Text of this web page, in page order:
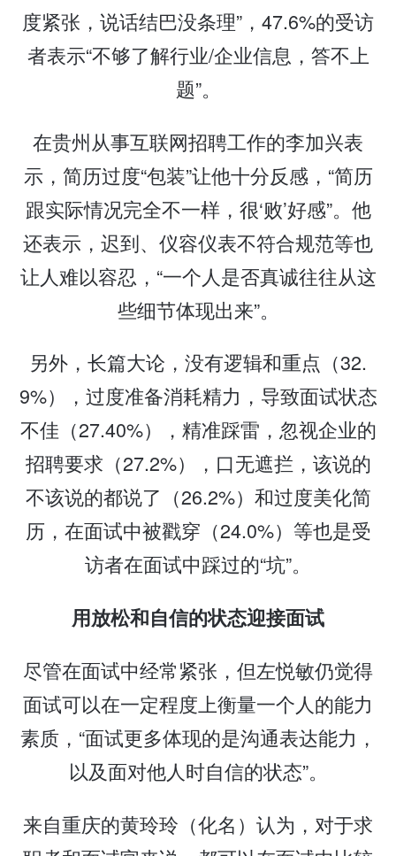
度紧张，说话结巴没条理”，47.6%的受访
者表示“不够了解行业/企业信息，答不上
题”。
在贵州从事互联网招聘工作的李加兴表
示，简历过度“包装”让他十分反感，“简历
跟实际情况完全不一样，很‘败’好感”。他
还表示，迟到、仪容仪表不符合规范等也
让人难以容忍，“一个人是否真诚往往从这
些细节体现出来”。
另外，长篇大论，没有逻辑和重点（32.
9%），过度准备消耗精力，导致面试状态
不佳（27.40%），精准踩雷，忽视企业的
招聘要求（27.2%），口无遮拦，该说的
不该说的都说了（26.2%）和过度美化简
历，在面试中被戳穿（24.0%）等也是受
访者在面试中踩过的“坑”。
用放松和自信的状态迎接面试
尽管在面试中经常紧张，但左悦敏仍觉得
面试可以在一定程度上衡量一个人的能力
素质，“面试更多体现的是沟通表达能力，
以及面对他人时自信的状态”。
来自重庆的黄玲玲（化名）认为，对于求